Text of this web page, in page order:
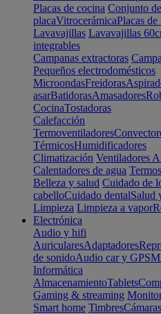
Placas de cocina Conjunto
placaVitrocerámicaPlacas
Lavavajillas Lavavajillas
integrables
Campanas extractoras
Pequeños electrodomésticos
MicroondasFreidoras
asarBatidorasAmasadores
CocinaTostadoras
Calefacción
Termoventiladores
TérmicosHumidificadores
Climatización Ventiladores
Calentadores de agua
Belleza y salud Cuidado de
cabelloCuidado dentalSalud
Limpieza Limpieza a vapor
Electrónica
Audio y hifi
AuricularesAdaptadores
de sonidoAudio car y GPS
Informática
AlmacenamientoTablets
Gaming & streaming
Smart home TimbresCámaras